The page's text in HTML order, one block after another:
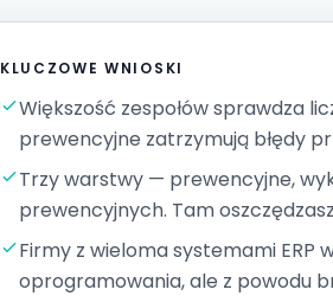
KLUCZOWE WNIOSKI
Większość zespołów sprawdza
prewencyjne zatrzymują błędy
Trzy warstwy — prewencyjne,
prewencyjnych. Tam
Firmy z wieloma systemami ERP
oprogramowania, ale z powodu